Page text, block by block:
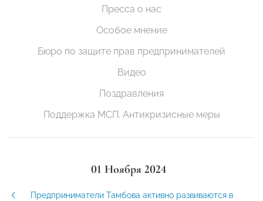
Пресса о нас
Особое мнение
Бюро по защите прав предпринимателей
Видео
Поздравления
Поддержка МСП. Антикризисные меры
01 Ноября 2024
Предприниматели Тамбова активно развиваются в